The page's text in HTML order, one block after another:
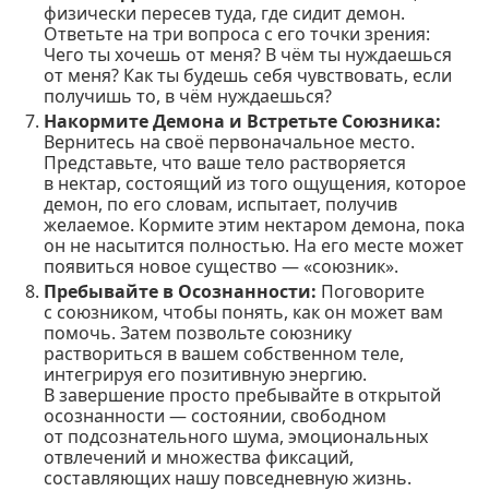
физически пересев туда, где сидит демон.
Ответьте на три вопроса с его точки зрения:
Чего ты хочешь от меня? В чём ты нуждаешься
от меня? Как ты будешь себя чувствовать, если
получишь то, в чём нуждаешься?
Накормите Демона и Встретьте Союзника:
Вернитесь на своё первоначальное место.
Представьте, что ваше тело растворяется
в нектар, состоящий из того ощущения, которое
демон, по его словам, испытает, получив
желаемое. Кормите этим нектаром демона, пока
он не насытится полностью. На его месте может
появиться новое существо — «союзник».
Пребывайте в Осознанности: Поговорите
с союзником, чтобы понять, как он может вам
помочь. Затем позвольте союзнику
раствориться в вашем собственном теле,
интегрируя его позитивную энергию.
В завершение просто пребывайте в открытой
осознанности — состоянии, свободном
от подсознательного шума, эмоциональных
отвлечений и множества фиксаций,
составляющих нашу повседневную жизнь.